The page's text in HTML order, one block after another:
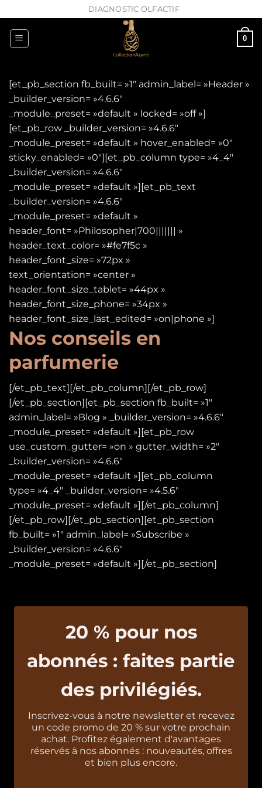
au
contenu
DIAGNOSTIC OLFACTIF
0
[et_pb_section fb_built= »1″ admin_label= »Header »
_builder_version= »4.6.6″
_module_preset= »default » locked= »off »]
[et_pb_row _builder_version= »4.6.6″
_module_preset= »default » hover_enabled= »0″
sticky_enabled= »0″][et_pb_column type= »4_4″
_builder_version= »4.6.6″
_module_preset= »default »][et_pb_text
_builder_version= »4.6.6″
_module_preset= »default »
header_font= »Philosopher|700||||||| »
header_text_color= »#fe7f5c »
header_font_size= »72px »
text_orientation= »center »
header_font_size_tablet= »44px »
header_font_size_phone= »34px »
header_font_size_last_edited= »on|phone »]
Nos conseils en
parfumerie
[/et_pb_text][/et_pb_column][/et_pb_row]
[/et_pb_section][et_pb_section fb_built= »1″
admin_label= »Blog » _builder_version= »4.6.6″
_module_preset= »default »][et_pb_row
use_custom_gutter= »on » gutter_width= »2″
_builder_version= »4.6.6″
_module_preset= »default »][et_pb_column
type= »4_4″ _builder_version= »4.5.6″
_module_preset= »default »][/et_pb_column]
[/et_pb_row][/et_pb_section][et_pb_section
fb_built= »1″ admin_label= »Subscribe »
_builder_version= »4.6.6″
_module_preset= »default »][/et_pb_section]
20 % pour nos
abonnés : faites partie
des privilégiés.
Inscrivez-vous à notre newsletter et recevez
un code promo de 20 % sur votre prochain
achat. Profitez également d'avantages
réservés à nos abonnés : nouveautés, offres
et bien plus encore.